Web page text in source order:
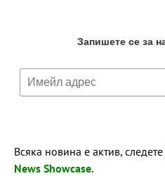
Всяка новина е актив,
News Showcase.